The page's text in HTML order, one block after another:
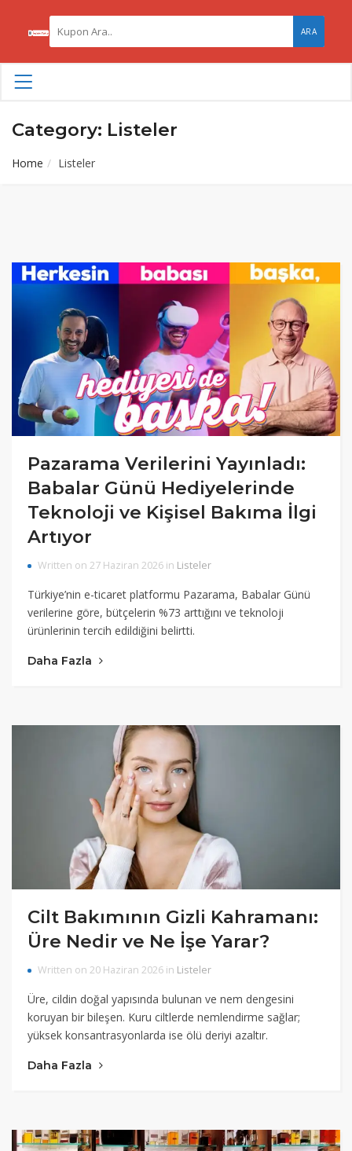
ARA
Category: Listeler
Home Listeler
Pazarama Verilerini Yayınladı:
Babalar Günü Hediyelerinde
Teknoloji ve Kişisel Bakıma İlgi
Artıyor
Written on 27 Haziran 2026 in Listeler
Türkiye’nin e-ticaret platformu Pazarama, Babalar Günü
verilerine göre, bütçelerin %73 arttığını ve teknoloji
ürünlerinin tercih edildiğini belirtti.
Daha Fazla
Cilt Bakımının Gizli Kahramanı:
Üre Nedir ve Ne İşe Yarar?
Written on 20 Haziran 2026 in Listeler
Üre, cildin doğal yapısında bulunan ve nem dengesini
koruyan bir bileşen. Kuru ciltlerde nemlendirme sağlar;
yüksek konsantrasyonlarda ise ölü deriyi azaltır.
Daha Fazla